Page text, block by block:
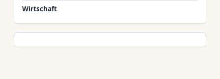
Wirtschaft